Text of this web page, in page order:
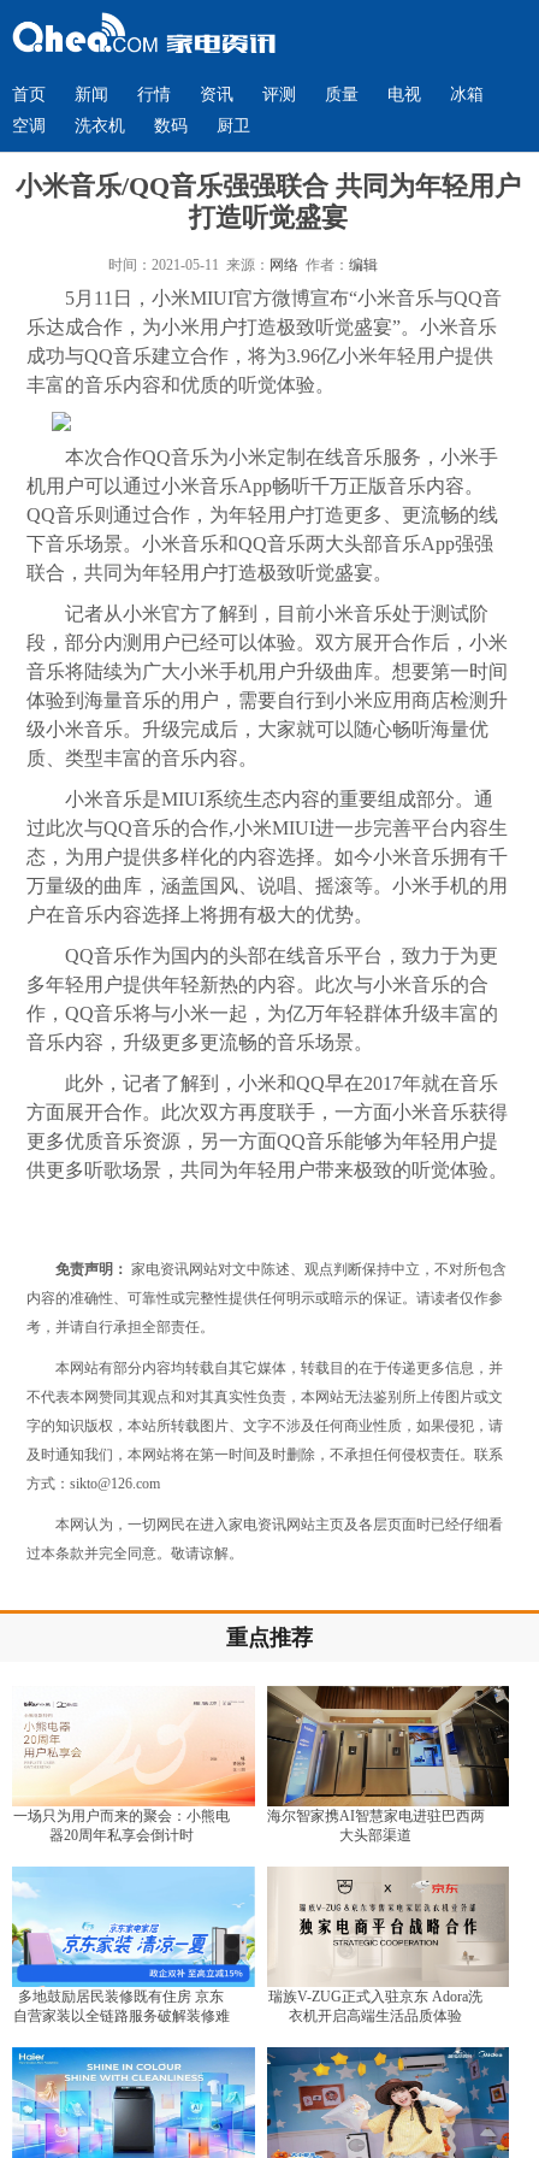
首页 新闻 行情 资讯 评测 质量 电视
冰箱
空调
洗衣机 数码 厨卫
小米音乐/QQ音乐强强联合 共同为年轻用户
打造听觉盛宴
时间：2021-05-11 来源： 网络作者： 编辑
5月11日，小米MIUI官方微博宣布“小米音乐与QQ音
乐达成合作，为小米用户打造极致听觉盛宴”。小米音乐
成功与QQ音乐建立合作，将为3.96亿小米年轻用户提供
丰富的音乐内容和优质的听觉体验。
本次合作QQ音乐为小米定制在线音乐服务，小米手
机用户可以通过小米音乐App畅听千万正版音乐内容。
QQ音乐则通过合作，为年轻用户打造更多、更流畅的线
下音乐场景。小米音乐和QQ音乐两大头部音乐App强强
联合，共同为年轻用户打造极致听觉盛宴。
记者从小米官方了解到，目前小米音乐处于测试阶
段，部分内测用户已经可以体验。双方展开合作后，小米
音乐将陆续为广大小米手机用户升级曲库。想要第一时间
体验到海量音乐的用户，需要自行到小米应用商店检测升
级小米音乐。升级完成后，大家就可以随心畅听海量优
质、类型丰富的音乐内容。
小米音乐是MIUI系统生态内容的重要组成部分。通
过此次与QQ音乐的合作,小米MIUI进一步完善平台内容生
态，为用户提供多样化的内容选择。如今小米音乐拥有千
万量级的曲库，涵盖国风、说唱、摇滚等。小米手机的用
户在音乐内容选择上将拥有极大的优势。
QQ音乐作为国内的头部在线音乐平台，致力于为更
多年轻用户提供年轻新热的内容。此次与小米音乐的合
作，QQ音乐将与小米一起，为亿万年轻群体升级丰富的
音乐内容，升级更多更流畅的音乐场景。
此外，记者了解到，小米和QQ早在2017年就在音乐
方面展开合作。此次双方再度联手，一方面小米音乐获得
更多优质音乐资源，另一方面QQ音乐能够为年轻用户提
供更多听歌场景，共同为年轻用户带来极致的听觉体验。
免责声明： 家电资讯网站对文中陈述、观点判断保持中立，不对所包含
内容的准确性、可靠性或完整性提供任何明示或暗示的保证。请读者仅作参
考，并请自行承担全部责任。
本网站有部分内容均转载自其它媒体，转载目的在于传递更多信息，并
不代表本网赞同其观点和对其真实性负责，本网站无法鉴别所上传图片或文
字的知识版权，本站所转载图片、文字不涉及任何商业性质，如果侵犯，请
及时通知我们，本网站将在第一时间及时删除，不承担任何侵权责任。联系
方式：sikto@126.com
本网认为，一切网民在进入家电资讯网站主页及各层页面时已经仔细看
过本条款并完全同意。敬请谅解。
重点推荐
一场只为用户而来的聚会：小熊电
器20周年私享会倒计时
海尔智家携AI智慧家电进驻巴西两
大头部渠道
多地鼓励居民装修既有住房 京东
自营家装以全链路服务破解装修难
瑞族V-ZUG正式入驻京东 Adora洗
衣机开启高端生活品质体验